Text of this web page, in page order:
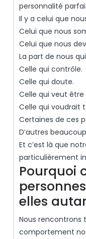
personnalité
Il y a celui que
Celui que nous
Celui que nous
La part de nous
Celle qui contrôle.
Celle qui doute.
Celle qui veut être
Celle qui voudrait
Certaines de ces
D’autres
Et c’est là que
particulièrement
Pourquoi
elles
Nous rencontrons
comportement